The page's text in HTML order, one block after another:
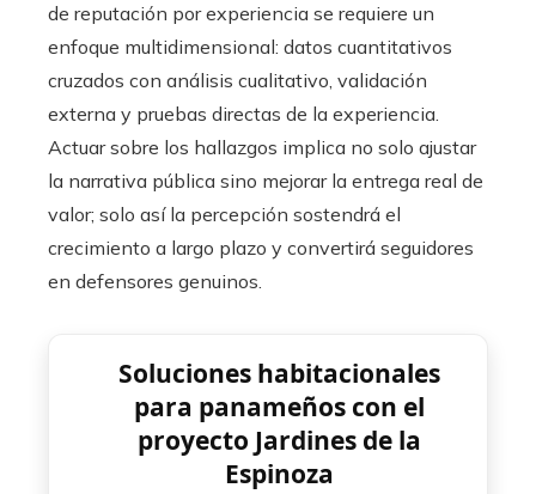
de reputación por experiencia se requiere un
enfoque multidimensional: datos cuantitativos
cruzados con análisis cualitativo, validación
externa y pruebas directas de la experiencia.
Actuar sobre los hallazgos implica no solo ajustar
la narrativa pública sino mejorar la entrega real de
valor; solo así la percepción sostendrá el
crecimiento a largo plazo y convertirá seguidores
en defensores genuinos.
Soluciones habitacionales
para panameños con el
proyecto Jardines de la
Espinoza